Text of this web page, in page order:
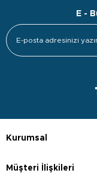
E -
Kurumsal
Müşteri İlişkileri